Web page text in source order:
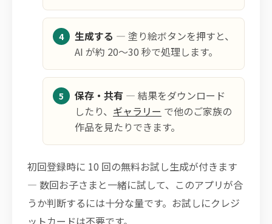
生成する — 塗り絵ボタンを押すと、
AI が約 20〜30 秒で処理します。
保存・共有 — 結果をダウンロード
したり、 ギャラリー で他のご家族の
作品を見たりできます。
初回登録時に 10 回の無料お試し生成が付きます
— 数回お子さまと一緒に試して、このアプリが合
うか判断するには十分な量です。お試しにクレジ
ットカードは不要です。